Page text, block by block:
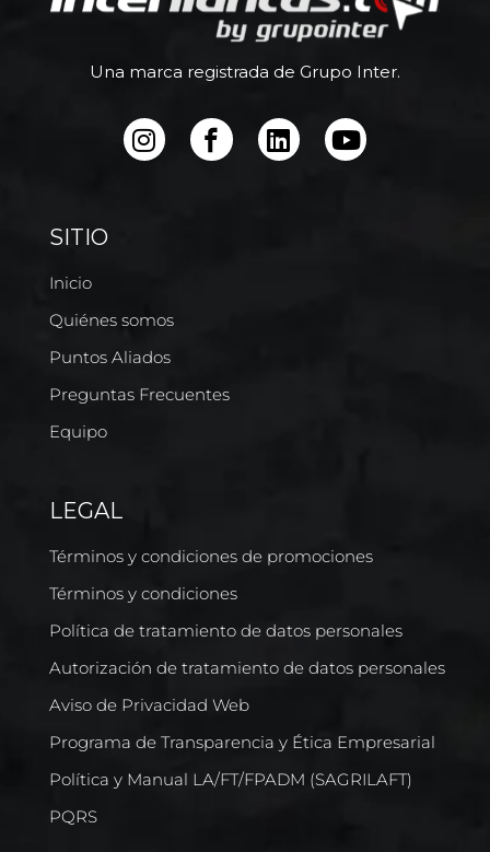
Una marca registrada de Grupo Inter.
SITIO
Inicio
Quiénes somos
Puntos Aliados
Preguntas Frecuentes
Equipo
LEGAL
Términos y condiciones de promociones
Términos y condiciones
Política de tratamiento de datos personales
Autorización de tratamiento de datos personales
Aviso de Privacidad Web
Programa de Transparencia y Ética Empresarial
Política y Manual LA/FT/FPADM (SAGRILAFT)
PQRS